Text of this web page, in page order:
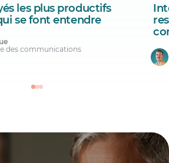
les plus productifs
se font entendre
des communications